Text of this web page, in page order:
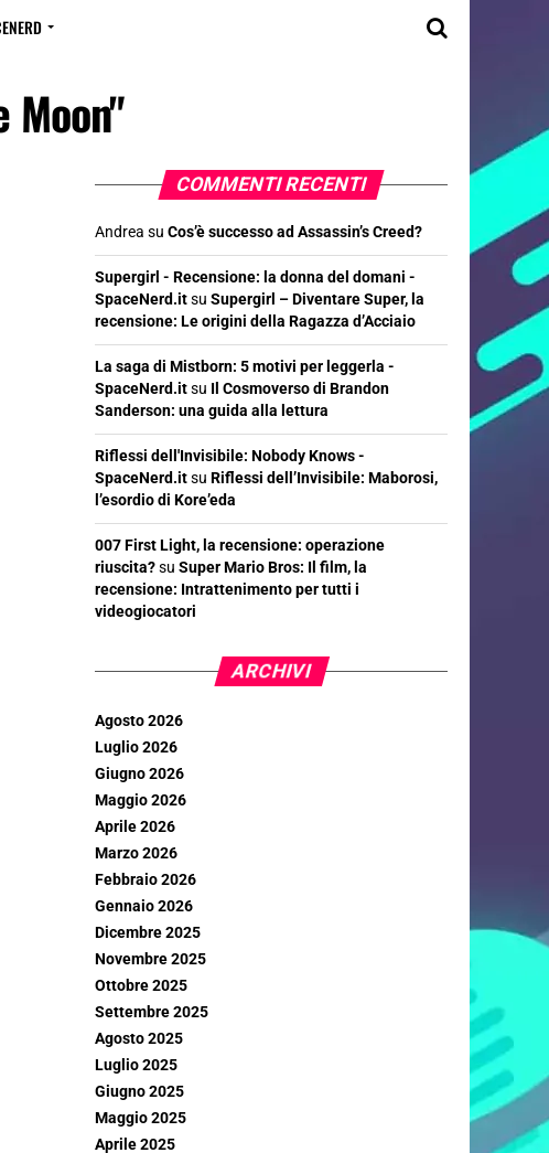
Moon"
COMMENTI RECENTI
Andrea su Cos’è successo ad Assassin’s Creed?
Supergirl - Recensione: la donna del domani -
SpaceNerd.itsu Supergirl – Diventare Super, la
recensione: Le origini della Ragazza d’Acciaio
La saga di Mistborn: 5 motivi per leggerla -
SpaceNerd.itsu Il Cosmoverso di Brandon
Sanderson: una guida alla lettura
Riflessi dell'Invisibile: Nobody Knows -
SpaceNerd.itsu Riflessi dell’Invisibile: Maborosi,
l’esordio di Kore’eda
007 First Light, la recensione: operazione
riuscita?su Super Mario Bros: Il film, la
recensione: Intrattenimento per tutti i
videogiocatori
ARCHIVI
Agosto 2026
Luglio 2026
Giugno 2026
Maggio 2026
Aprile 2026
Marzo 2026
Febbraio 2026
Gennaio 2026
Dicembre 2025
Novembre 2025
Ottobre 2025
Settembre 2025
Agosto 2025
Luglio 2025
Giugno 2025
Maggio 2025
Aprile 2025